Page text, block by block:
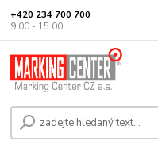
+420 234 700 700
9:00 - 15:00